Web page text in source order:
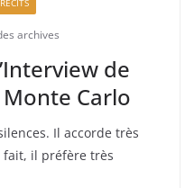
RÉCITS
archives
de
Carlo
Il accorde très
fait, il préfère très